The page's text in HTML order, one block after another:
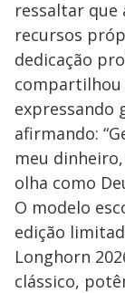
ressaltar que
recursos
dedicação
compartilhou
expressando
afirmando:
meu
olha como
O modelo
edição
Longhorn
clássico,